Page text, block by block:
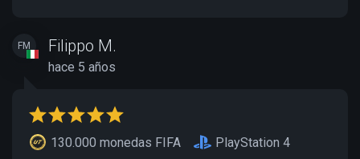
FM Filippo M.
hace 5 años
130.000 monedas FIFA
PlayStation 4